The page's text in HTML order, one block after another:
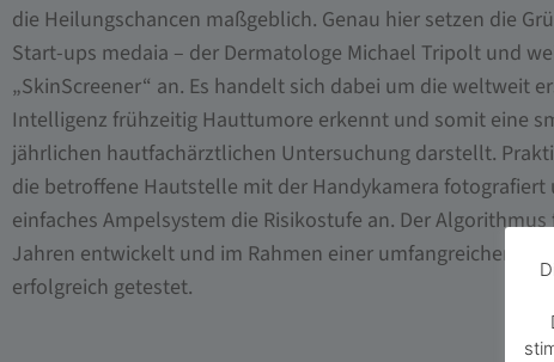
die Heilungschancen maßgeblich. Genau hier setzen die
Start-ups medaia – der Dermatologe Michael Tripolt und
„SkinScreener“ an. Es handelt sich dabei um die weltweit
Intelligenz frühzeitig Hauttumore erkennt und somit eine
jährlichen hautfachärztlichen Untersuchung darstellt.
die betroffene Hautstelle mit der Handykamera fotografiert
einfaches Ampelsystem die Risikostufe an. Der
Jahren entwickelt und im Rahmen einer umfangreichen
erfolgreich getestet.